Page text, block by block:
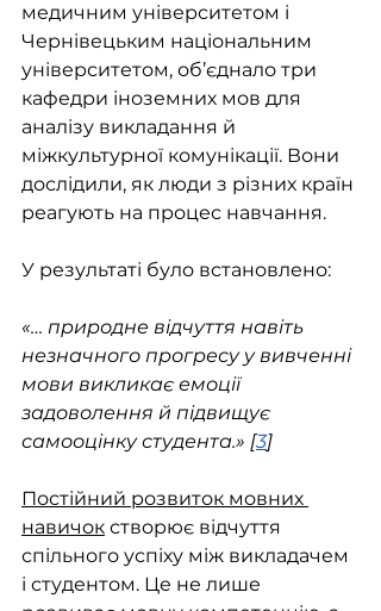
медичним університетом і
Чернівецьким національним
університетом, об’єднало три
кафедри іноземних мов для
аналізу викладання й
міжкультурної комунікації. Вони
дослідили, як люди з різних країн
реагують на процес навчання.
У результаті було встановлено:
«… природне відчуття навіть
незначного прогресу у вивченні
мови викликає емоції
задоволення й підвищує
самооцінку студента.» [3]
Постійний розвиток мовних
навичок створює відчуття
спільного успіху між викладачем
і студентом. Це не лише